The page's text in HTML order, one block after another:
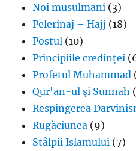
Noi musulmani (3)
Pelerinaj – Hajj (18)
Postul (10)
Principiile credinței
Profetul Muhammad
Qur'an-ul și Sunnah
Respingerea
Rugăciunea (9)
Stâlpii Islamului (7)